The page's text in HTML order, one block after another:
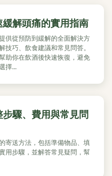
解頭痛的實用指南
供從預防到緩解的全面解決方
巧、飲食建議和常見問答。
助你在飲酒後快速恢復，避免
擇...
驟、費用與常見問
寄送方法，包括準備物品、填
用步驟，並解答常見疑問，幫